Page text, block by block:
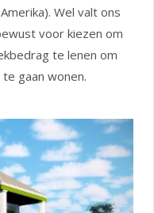
Wel valt ons
voor kiezen om
te lenen om
gaan wonen.